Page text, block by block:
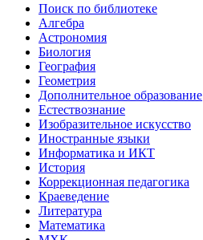
Поиск по библиотеке
Алгебра
Астрономия
Биология
География
Геометрия
Дополнительное образование
Естествознание
Изобразительное искусство
Иностранные языки
Информатика и ИКТ
История
Коррекционная педагогика
Краеведение
Литература
Математика